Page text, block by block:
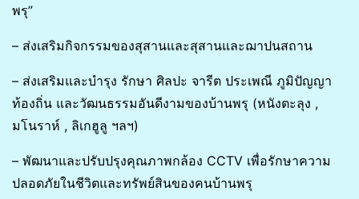
พรุ”
– ส่งเสริมกิจกรรมของสุสานและสุสานและฌาปนสถาน
– ส่งเสริมและบำรุง รักษา ศิลปะ จารีต ประเพณี ภูมิปัญญา
ท้องถิ่น และวัฒนธรรมอันดีงามของบ้านพรุ (หนังตะลุง ,
มโนราห์ , ลิเกฮูลู ฯลฯ)
– พัฒนาและปรับปรุงคุณภาพกล้อง CCTV เพื่อรักษาความ
ปลอดภัยในชีวิตและทรัพย์สินของคนบ้านพรุ